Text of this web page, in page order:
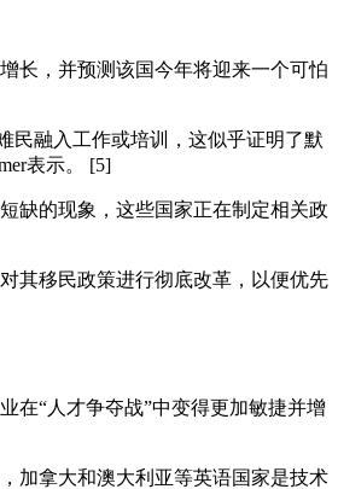
长，并预测该国今年将迎来一个可怕
民融入工作或培训，这似乎证明了默
表示。 [5]
缺的现象，这些国家正在制定相关政
其移民政策进行彻底改革，以便优先
在“人才争夺战”中变得更加敏捷并增
加拿大和澳大利亚等英语国家是技术